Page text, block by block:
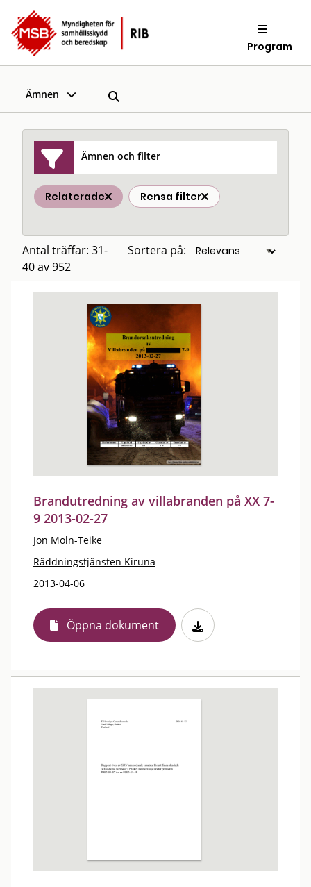
Program
Ämnen
Ämnen och filter
Relaterade Rensa filter
Antal träffar: 31-
40 av 952
Sortera på:
Brandutredning av villabranden på XX 7-
9 2013-02-27
Jon Moln-Teike
Räddningstjänsten Kiruna
2013-04-06
Öppna dokument